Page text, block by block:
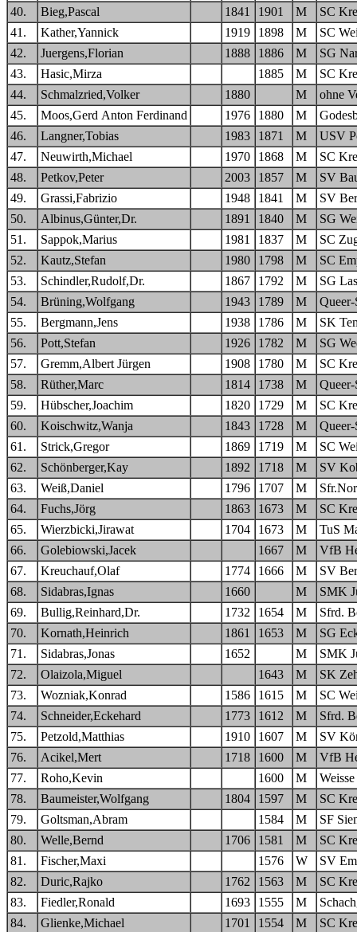
40.
Bieg,Pascal 1841 1901 M
SC
41.
Kather,Yannick 1919 1898 M
SC
42.
Juergens,Florian 1888 1886 M
SG
43.
Hasic,Mirza 1885 M
SC
44.
Schmalzried,Volker 1880 M
ohne
45.
Moos,Gerd Anton Ferdinand 1976 1880 M
46.
Langner,Tobias 1983 1871 M
USV
47.
Neuwirth,Michael 1970 1868 M
SC
48.
Petkov,Peter 2003 1857 M
SV
49.
Grassi,Fabrizio 1948 1841 M
SV
50.
Albinus,Günter,Dr. 1891 1840 M
SG
51.
Sappok,Marius 1981 1837 M
SC
52.
Kautz,Stefan 1980 1798 M
SC
53.
Schindler,Rudolf,Dr. 1867 1792 M
SG
54.
Brüning,Wolfgang 1943 1789 M
55.
Bergmann,Jens 1938 1786 M
SK
56.
Pott,Stefan 1926 1782 M
SG
57.
Gremm,Albert Jürgen 1908 1780 M
SC
58.
Rüther,Marc 1814 1738 M
59.
Hübscher,Joachim 1820 1729 M
SC
60.
Koischwitz,Wanja 1843 1728 M
61.
Strick,Gregor 1869 1719 M
SC
62.
Schönberger,Kay 1892 1718 M
SV
63.
Weiß,Daniel 1796 1707 M
64.
Fuchs,Jörg 1863 1673 M
SC
65.
Wierzbicki,Jirawat 1704 1673 M
TuS
66.
Golebiowski,Jacek 1667 M
VfB
67.
Kreuchauf,Olaf 1774 1666 M
SV
68.
Sidabras,Ignas 1660 M
SMK
69.
Bullig,Reinhard,Dr. 1732 1654 M
Sfrd.
70.
Kornath,Heinrich 1861 1653 M
SG
71.
Sidabras,Jonas 1652 M
SMK
72.
Olaizola,Miguel 1643 M
SK
73.
Wozniak,Konrad 1586 1615 M
SC
74.
Schneider,Eckehard 1773 1612 M
Sfrd.
75.
Petzold,Matthias 1910 1607 M
SV
76.
Acikel,Mert 1718 1600 M
VfB
77.
Roho,Kevin 1600 M
78.
Baumeister,Wolfgang 1804 1597 M
SC
79.
Goltsman,Abram 1584 M
SF
80.
Welle,Bernd 1706 1581 M
SC
81.
Fischer,Maxi 1576 W
SV
82.
Duric,Rajko 1762 1563 M
SC
83.
Fiedler,Ronald 1693 1555 M
84.
Glienke,Michael 1701 1554 M
SC